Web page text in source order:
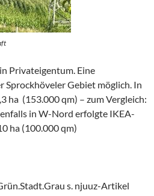
Privateigentum. Eine
Sprockhöveler Gebiet möglich. In
ha (153.000 qm) – zum Vergleich:
in W-Nord erfolgte IKEA-
ha (100.000 qm)
s. njuuz-Artikel